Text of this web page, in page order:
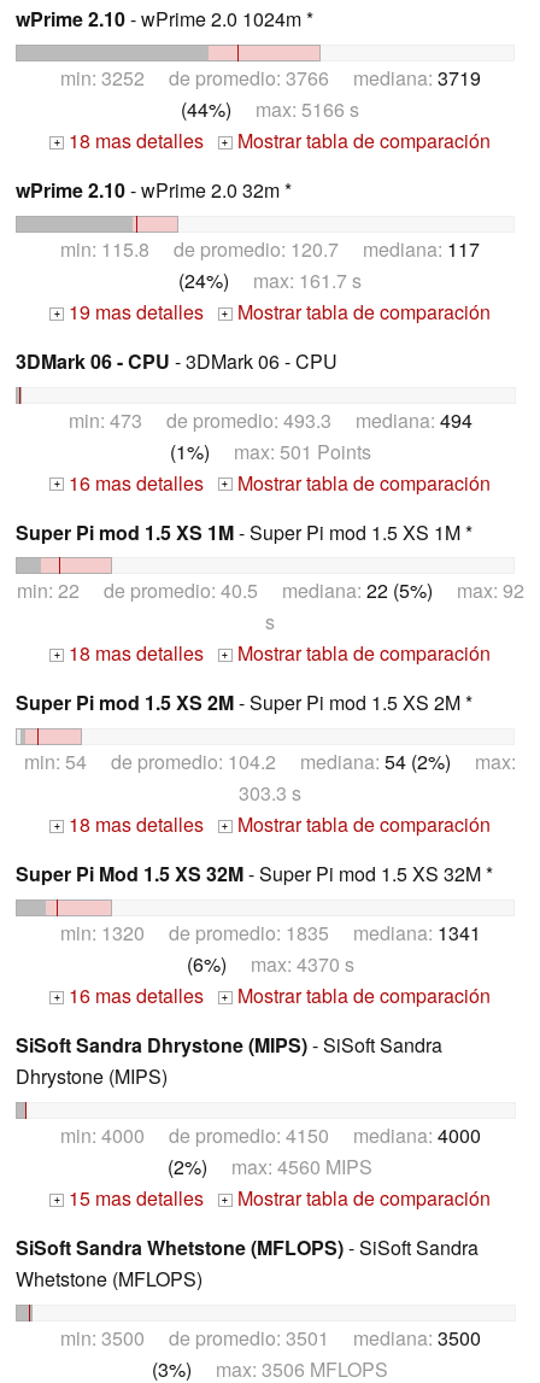
wPrime 2.10- wPrime 2.0 1024m *
min: 3252 de promedio: 3766 mediana: 3719
(44%) max: 5166 s
+ 18 mas detalles + Mostrar tabla de comparación
wPrime 2.10- wPrime 2.0 32m *
min: 115.8 de promedio: 120.7 mediana: 117
(24%) max: 161.7 s
+ 19 mas detalles + Mostrar tabla de comparación
3DMark 06 - CPU - 3DMark 06 - CPU
min: 473 de promedio: 493.3 mediana: 494
(1%) max: 501 Points
+ 16 mas detalles + Mostrar tabla de comparación
Super Pi mod 1.5 XS 1M- Super Pi mod 1.5 XS 1M *
min: 22 de promedio: 40.5 mediana: 22 (5%) max: 92
s
+ 18 mas detalles + Mostrar tabla de comparación
Super Pi mod 1.5 XS 2M- Super Pi mod 1.5 XS 2M *
min: 54 de promedio: 104.2 mediana: 54 (2%) max:
303.3 s
+ 18 mas detalles + Mostrar tabla de comparación
Super Pi Mod 1.5 XS 32M- Super Pi mod 1.5 XS 32M *
min: 1320 de promedio: 1835 mediana: 1341
(6%) max: 4370 s
+ 16 mas detalles + Mostrar tabla de comparación
SiSoft Sandra Dhrystone (MIPS)- SiSoft Sandra
Dhrystone (MIPS)
min: 4000 de promedio: 4150 mediana: 4000
(2%) max: 4560 MIPS
+ 15 mas detalles + Mostrar tabla de comparación
SiSoft Sandra Whetstone (MFLOPS)- SiSoft Sandra
Whetstone (MFLOPS)
min: 3500 de promedio: 3501 mediana: 3500
(3%) max: 3506 MFLOPS